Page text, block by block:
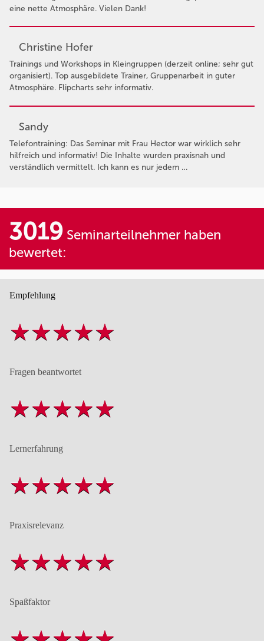
eine nette Atmosphäre. Vielen Dank!
Christine Hofer
Trainings und Workshops in Kleingruppen (derzeit online; sehr gut
organisiert). Top ausgebildete Trainer, Gruppenarbeit in guter
Atmosphäre. Flipcharts sehr informativ.
Sandy
Telefontraining: Das Seminar mit Frau Hector war wirklich sehr
hilfreich und informativ! Die Inhalte wurden praxisnah und
verständlich vermittelt. Ich kann es nur jedem …
3019 Seminarteilnehmer haben
bewertet:
Empfehlung
Fragen beantwortet
Lernerfahrung
Praxisrelevanz
Spaßfaktor